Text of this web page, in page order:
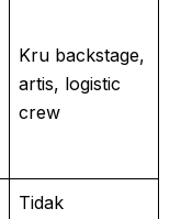
Kru backstage,
artis, logistic
crew
Tidak